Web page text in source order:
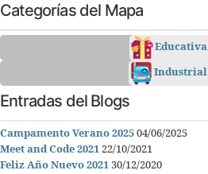
Categorías del Mapa
Educativa
Industrial
Entradas del Blogs
Campamento Verano 202504/06/2025
Meet and Code 202122/10/2021
Feliz Año Nuevo 202130/12/2020